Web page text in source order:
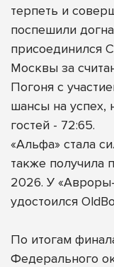
терпеть и
поспешили
присоединился
Москвы за
Погоня с
шансы на успех,
гостей - 72:65.
«Альфа» стала
также получила
2026. У
удостоился
По итогам
Федерального